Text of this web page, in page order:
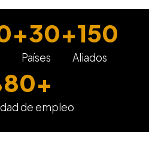
Países
+30
Aliados
+150
de empleo
80+